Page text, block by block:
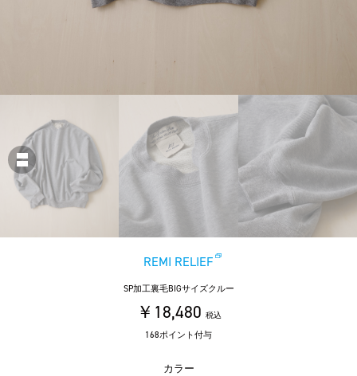
REMI RELIEF
SP加工裏毛BIGサイズクルー
￥18,480 税込
168ポイント付与
カラー